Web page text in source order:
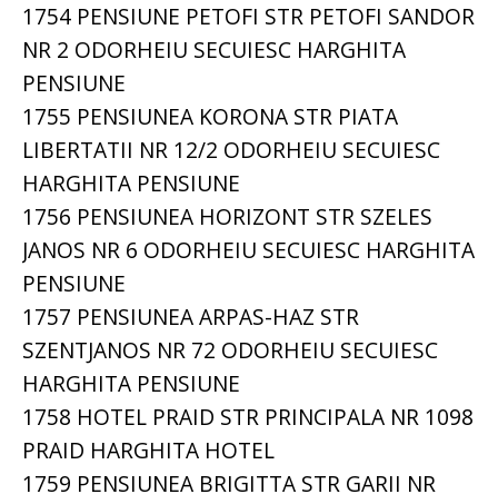
1754 PENSIUNE PETOFI STR PETOFI SANDOR
NR 2 ODORHEIU SECUIESC HARGHITA
PENSIUNE
1755 PENSIUNEA KORONA STR PIATA
LIBERTATII NR 12/2 ODORHEIU SECUIESC
HARGHITA PENSIUNE
1756 PENSIUNEA HORIZONT STR SZELES
JANOS NR 6 ODORHEIU SECUIESC HARGHITA
PENSIUNE
1757 PENSIUNEA ARPAS-HAZ STR
SZENTJANOS NR 72 ODORHEIU SECUIESC
HARGHITA PENSIUNE
1758 HOTEL PRAID STR PRINCIPALA NR 1098
PRAID HARGHITA HOTEL
1759 PENSIUNEA BRIGITTA STR GARII NR